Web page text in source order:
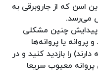
اسن که از جاروبرقی به
می‌رسد.
پیدایش چنین مشکلی
پروانه یا پروانه‌ها
را بازدید کنید و در
معیوب سریعا